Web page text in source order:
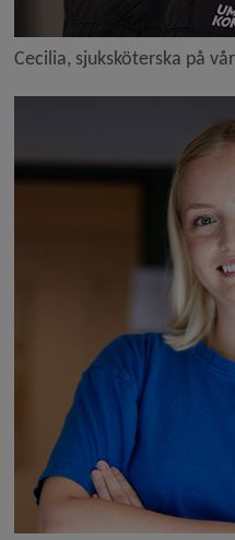
Cecilia, sjuksköterska på